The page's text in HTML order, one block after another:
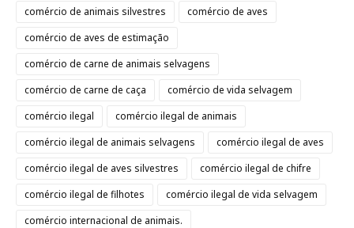
comércio de animais silvestres
comércio de aves
comércio de aves de estimação
comércio de carne de animais selvagens
comércio de carne de caça
comércio de vida selvagem
comércio ilegal
comércio ilegal de animais
comércio ilegal de animais selvagens
comércio ilegal de aves
comércio ilegal de aves silvestres
comércio ilegal de chifre
comércio ilegal de filhotes
comércio ilegal de vida selvagem
comércio internacional de animais.